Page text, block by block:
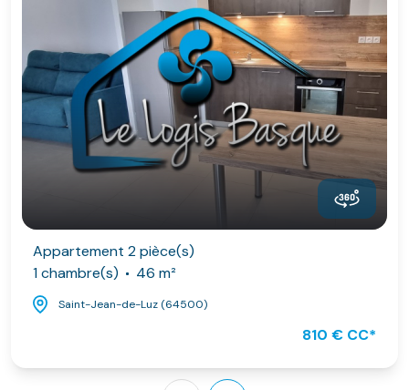
Appartement 2 pièce(s)
1 chambre(s)
46 m²
Saint-Jean-de-Luz (64500)
810 € CC*